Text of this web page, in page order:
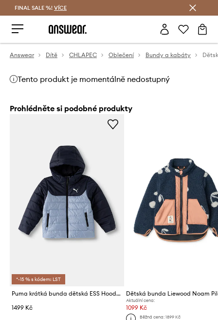
FINAL SALE %! VÍCE
Answear Dítě CHLAPEC Oblečení Bundy a kabáty
Tento produkt je momentálně nedostupný
Prohlédněte si podobné produkty
*-15 % s kódem: LST
Puma krátká bunda dětská ESS Hooded Padded Jacket
1499 Kč
Aktuální cena:
1099 Kč
Běžná cena: 1899 Kč